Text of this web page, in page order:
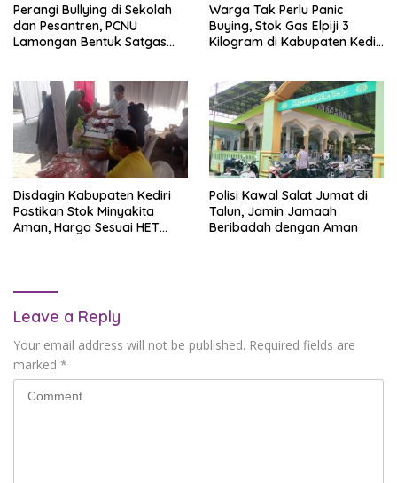
Perangi Bullying di Sekolah
dan Pesantren, PCNU
Lamongan Bentuk Satgas
Warga Tak Perlu Panic
Buying, Stok Gas Elpiji 3
Kilogram di Kabupaten Kediri
Disdagin Kabupaten Kediri
Pastikan Stok Minyakita
Aman, Harga Sesuai HET
Polisi Kawal Salat Jumat di
Talun, Jamin Jamaah
Beribadah dengan Aman
Leave a Reply
Your email address will not be published. Required fields are
marked *